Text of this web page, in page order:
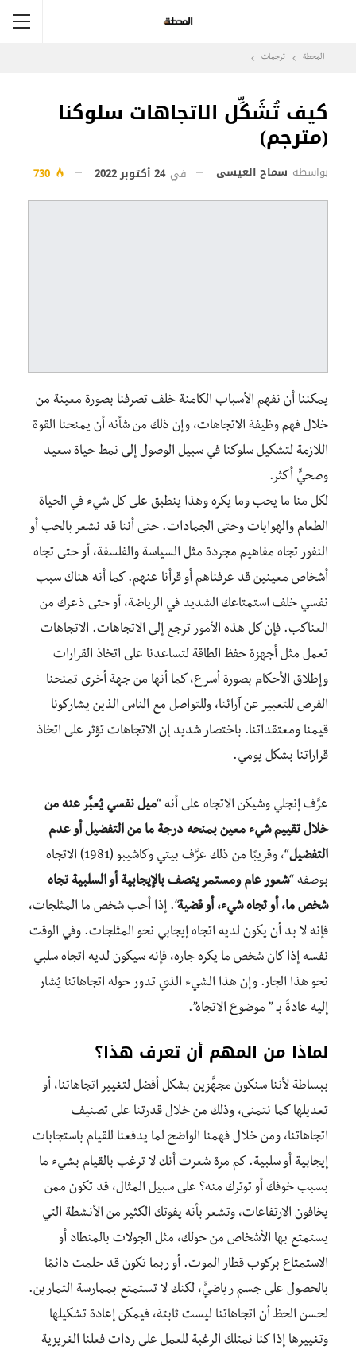
المحطة ترجمات
كيف تُشَكِّل الاتجاهات سلوكنا
(مترجم)
بواسطة سماح العيسى في 24 أكتوبر 2022
يمكننا أن نفهم الأسباب الكامنة خلف تصرفنا بصورة معينة من
خلال فهم وظيفة الاتجاهات، وإن ذلك من شأنه أن يمنحنا القوة
اللازمة لتشكيل سلوكنا في سبيل الوصول إلى نمط حياة سعيد
وصحيٍّ أكثر.
لكل منا ما يحب وما يكره وهذا ينطبق على كل شيء في الحياة
الطعام والهوايات وحتى الجمادات. حتى أننا قد نشعر بالحب أو
النفور تجاه مفاهيم مجردة مثل السياسة والفلسفة، أو حتى تجاه
أشخاص معينين قد عرفناهم أو قرأنا عنهم. كما أنه هناك سبب
نفسي خلف استمتاعك الشديد في الرياضة، أو حتى ذعرك من
العناكب. فإن كل هذه الأمور ترجع إلى الاتجاهات. الاتجاهات
تعمل مثل أجهزة حفظ الطاقة لتساعدنا على اتخاذ القرارات
وإطلاق الأحكام بصورة أسرع، كما أنها من جهة أخرى تمنحنا
الفرص للتعبير عن آرائنا، وللتواصل مع الناس الذين يشاركونا
قيمنا ومعتقداتنا. باختصار شديد إن الاتجاهات تؤثر على اتخاذ
قراراتنا بشكل يومي.
عرَّف إنجلي وشيكن الاتجاه على أنه “ميل نفسي يُعبَّر عنه من
خلال تقييم شيء معين بمنحه درجة ما من التفضيل أو عدم
التفضيل
“، وقريبًا من ذلك عرَّف بيتي وكاشيبو (1981) الاتجاه
بوصفه “شعور عام ومستمر يتصف بالإيجابية أو السلبية تجاه
شخص ما، أو تجاه شيء، أو قضية“. إذا أحب شخص ما المثلجات،
فإنه لا بد أن يكون لديه اتجاه إيجابي نحو المثلجات. وفي الوقت
نفسه إذا كان شخص ما يكره جاره، فإنه سيكون لديه اتجاه سلبي
نحو هذا الجار. وإن هذا الشيء الذي تدور حوله اتجاهاتنا يُشار
إليه عادةً بـ ” موضوع الاتجاه”.
لماذا من المهم أن تعرف هذا؟
ببساطة لأننا سنكون مجهَّزين بشكل أفضل لتغيير اتجاهاتنا، أو
تعديلها كما نتمنى، وذلك من خلال قدرتنا على تصنيف
اتجاهاتنا، ومن خلال فهمنا الواضح لما يدفعنا للقيام باستجابات
إيجابية أو سلبية. كم مرة شعرت أنك لا ترغب بالقيام بشيء ما
بسبب خوفك أو توترك منه؟ على سبيل المثال، قد تكون ممن
يخافون الارتفاعات، وتشعر بأنه يفوتك الكثير من الأنشطة التي
يستمتع بها الأشخاص من حولك، مثل الجولات بالمنطاد أو
الاستمتاع بركوب قطار الموت. أو ربما تكون قد حلمت دائمًا
بالحصول على جسم رياضيٍّ، لكنك لا تستمتع بممارسة التمارين.
لحسن الحظ أن اتجاهاتنا ليست ثابتة، فيمكن إعادة تشكيلها
وتغييرها إذا كنا نمتلك الرغبة للعمل على ردات فعلنا الغريزية